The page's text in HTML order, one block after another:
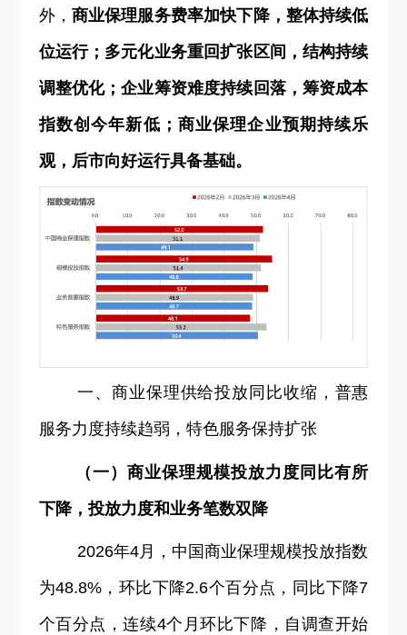
外， 商业保理服务费率加快下降，整体持续低
位运行；多元化业务重回扩张区间，结构持续
调整优化；企业筹资难度持续回落，筹资成本
指数创今年新低；商业保理企业预期持续乐
观，后市向好运行具备基础。
一、商业保理供给投放同比收缩，普惠
服务力度持续趋弱，特色服务保持扩张
（一）商业保理规模投放力度同比有所
下降，投放力度和业务笔数双降
2026年4月，中国商业保理规模投放指数
为48.8%，环比下降2.6个百分点，同比下降7
个百分点，连续4个月环比下降，自调查开始